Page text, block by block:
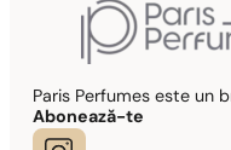
Paris Perfumes este un
Abonează-te